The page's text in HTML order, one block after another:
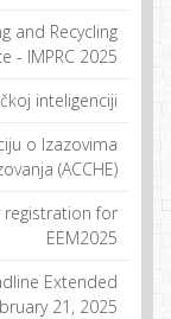
and Recycling
- IMPRC 2025
inteligenciji
o Izazovima
(ACCHE)
registration for
EEM2025
Extended
21, 2025